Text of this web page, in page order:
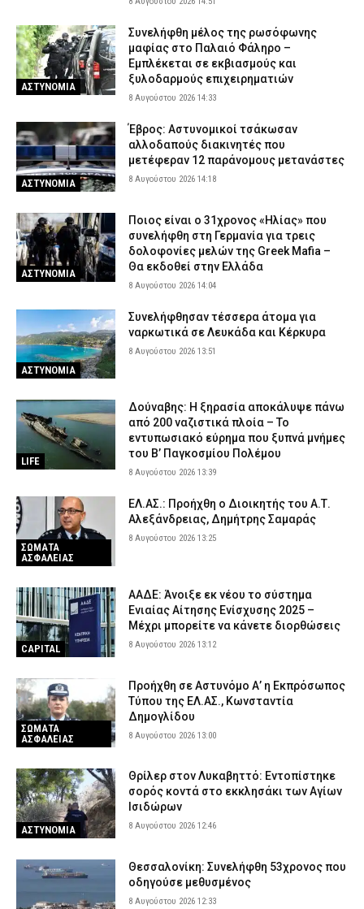
ΑΣΤΥΝΟΜΙΑ
Συνελήφθη μέλος της ρωσόφωνης
μαφίας στο Παλαιό Φάληρο –
Εμπλέκεται σε εκβιασμούς και
ξυλοδαρμούς επιχειρηματιών
8 Αυγούστου 2026 14:33
ΑΣΤΥΝΟΜΙΑ
Έβρος: Αστυνομικοί τσάκωσαν
αλλοδαπούς διακινητές που
μετέφεραν 12 παράνομους μετανάστες
8 Αυγούστου 2026 14:18
ΑΣΤΥΝΟΜΙΑ
Ποιος είναι ο 31χρονος «Ηλίας» που
συνελήφθη στη Γερμανία για τρεις
δολοφονίες μελών της Greek Mafia –
Θα εκδοθεί στην Ελλάδα
8 Αυγούστου 2026 14:04
ΑΣΤΥΝΟΜΙΑ
Συνελήφθησαν τέσσερα άτομα για
ναρκωτικά σε Λευκάδα και Κέρκυρα
8 Αυγούστου 2026 13:51
LIFE
Δούναβης: Η ξηρασία αποκάλυψε πάνω
από 200 ναζιστικά πλοία – Το
εντυπωσιακό εύρημα που ξυπνά μνήμες
του Β’ Παγκοσμίου Πολέμου
8 Αυγούστου 2026 13:39
ΣΩΜΑΤΑ
ΑΣΦΑΛΕΙΑΣ
ΕΛ.ΑΣ.: Προήχθη ο Διοικητής του Α.Τ.
Αλεξάνδρειας, Δημήτρης Σαμαράς
8 Αυγούστου 2026 13:25
CAPITAL
ΑΑΔΕ: Άνοιξε εκ νέου το σύστημα
Ενιαίας Αίτησης Ενίσχυσης 2025 –
Μέχρι μπορείτε να κάνετε διορθώσεις
8 Αυγούστου 2026 13:12
ΣΩΜΑΤΑ
ΑΣΦΑΛΕΙΑΣ
Προήχθη σε Αστυνόμο Α’ η Εκπρόσωπος
Τύπου της ΕΛ.ΑΣ., Κωνσταντία
Δημογλίδου
8 Αυγούστου 2026 13:00
ΑΣΤΥΝΟΜΙΑ
Θρίλερ στον Λυκαβηττό: Εντοπίστηκε
σορός κοντά στο εκκλησάκι των Αγίων
Ισιδώρων
8 Αυγούστου 2026 12:46
Θεσσαλονίκη: Συνελήφθη 53χρονος που
οδηγούσε μεθυσμένος
8 Αυγούστου 2026 12:33